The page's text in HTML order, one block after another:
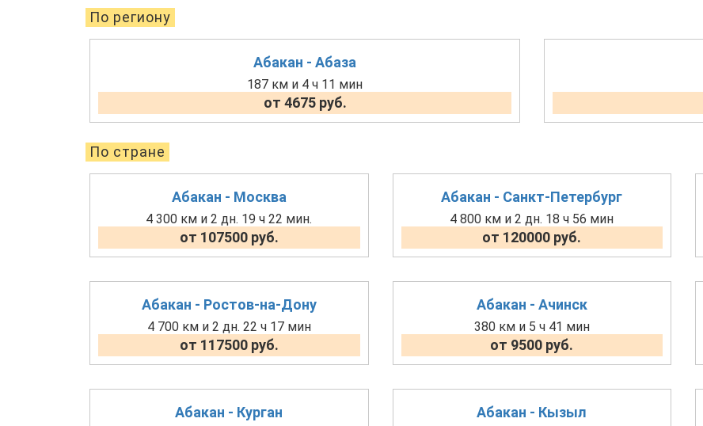
По региону
Абакан - Абаза
187 км и 4 ч 11 мин
от 4675 руб.
По стране
Абакан - Москва
4 300 км и 2 дн. 19 ч 22 мин.
от 107500 руб.
Абакан - Санкт-Петербург
4 800 км и 2 дн. 18 ч 56 мин
от 120000 руб.
Абакан - Ростов-на-Дону
4 700 км и 2 дн. 22 ч 17 мин
от 117500 руб.
Абакан - Ачинск
380 км и 5 ч 41 мин
от 9500 руб.
Абакан - Курган Абакан - Кызыл